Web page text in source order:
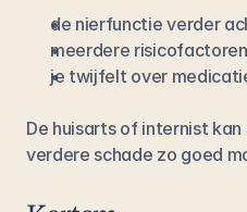
de nierfunctie verder
meerdere
je twijfelt over
De huisarts of internist
verdere schade zo goed